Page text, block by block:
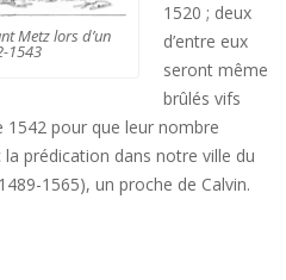
Metz lors d’un
1543
1520 ; deux
d’entre eux
seront même
brûlés vifs
1542 pour que leur nombre
la prédication dans notre ville du
1565), un proche de Calvin.